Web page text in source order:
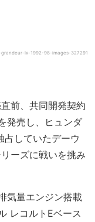
grandeur-lx-1992-98-images-327291
前、共同開発契約
発売し、ヒュンダ
占していたデーウ
ーズに戦いを挑み
気量エンジン搭載
レコルトEベース